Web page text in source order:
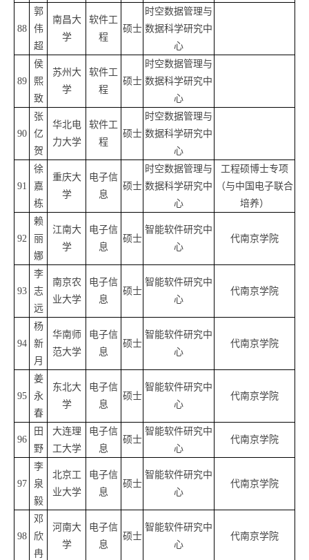
88
郭
伟
超
南昌大
学
软件工
程
硕士
时空数据管理与
数据科学研究中
心
89
侯
熙
致
苏州大
学
软件工
程
硕士
时空数据管理与
数据科学研究中
心
90
张
亿
贺
华北电
力大学
软件工
程
硕士
时空数据管理与
数据科学研究中
心
91
徐
嘉
栋
重庆大
学
电子信
息
硕士
时空数据管理与
数据科学研究中
心
工程硕博士专项
（与中国电子联合
培养）
92
赖
丽
娜
江南大
学
电子信
息
硕士
智能软件研究中
心
代南京学院
93
李
志
远
南京农
业大学
电子信
息
硕士
智能软件研究中
心
代南京学院
94
杨
新
月
华南师
范大学
电子信
息
硕士
智能软件研究中
心
代南京学院
95
姜
永
春
东北大
学
电子信
息
硕士
智能软件研究中
心
代南京学院
96
田
野
大连理
工大学
电子信
息
硕士
智能软件研究中
心
代南京学院
97
李
泉
毅
北京工
业大学
电子信
息
硕士
智能软件研究中
心
代南京学院
98
邓
欣
冉
河南大
学
电子信
息
硕士
智能软件研究中
心
代南京学院